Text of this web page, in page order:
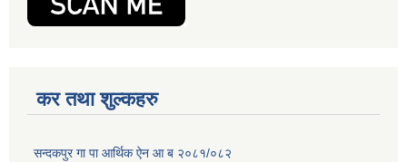
कर तथा शुल्कहरु
सन्दकपुर गा पा आर्थिक ऐन आ ब २०८१/०८२